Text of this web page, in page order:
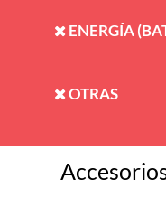
ENERGÍA
OTRAS